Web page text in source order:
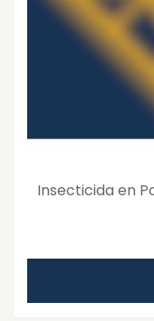
Insecticida en